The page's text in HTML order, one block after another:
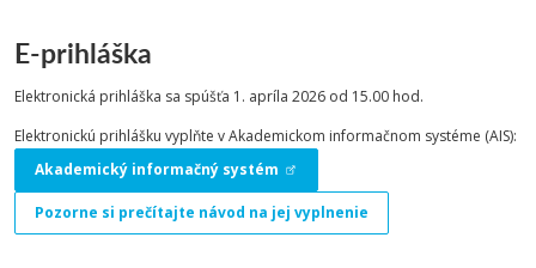
E-prihláška
Elektronická prihláška sa spúšťa 1. apríla 2026 od 15.00 hod.
Elektronickú prihlášku vyplňte v Akademickom informačnom systéme (AIS):
Akademický informačný systém
Pozorne si prečítajte návod na jej vyplnenie